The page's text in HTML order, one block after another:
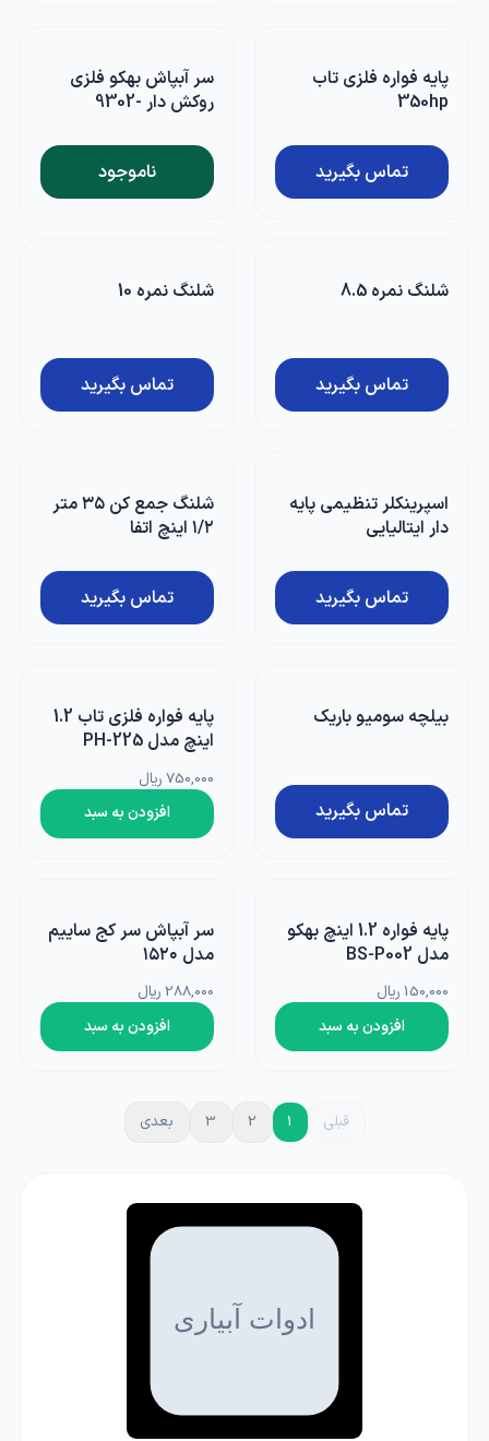
پایه فواره فلزی تاب
350hp
تماس بگیرید
سر آبپاش بهکو فلزی
روکش دار -9302
ناموجود
شلنگ نمره 8.5
تماس بگیرید
شلنگ نمره 10
تماس بگیرید
اسپرینکلر تنظیمی پایه
دار ایتالیایی
تماس بگیرید
شلنگ جمع کن ۳۵ متر
۱/۲ اینچ اتفا
تماس بگیرید
بیلچه سومیو باریک
تماس بگیرید
پایه فواره فلزی تاب 1.2
اینچ مدل PH-225
750,000 ریال
افزودن به سبد
پایه فواره 1.2 اینچ بهکو
مدل BS-P002
150,000 ریال
افزودن به سبد
سر آبپاش سر کج ساییم
مدل ۱۵۲۰
288,000 ریال
افزودن به سبد
قبلی 1
2
3 بعدی